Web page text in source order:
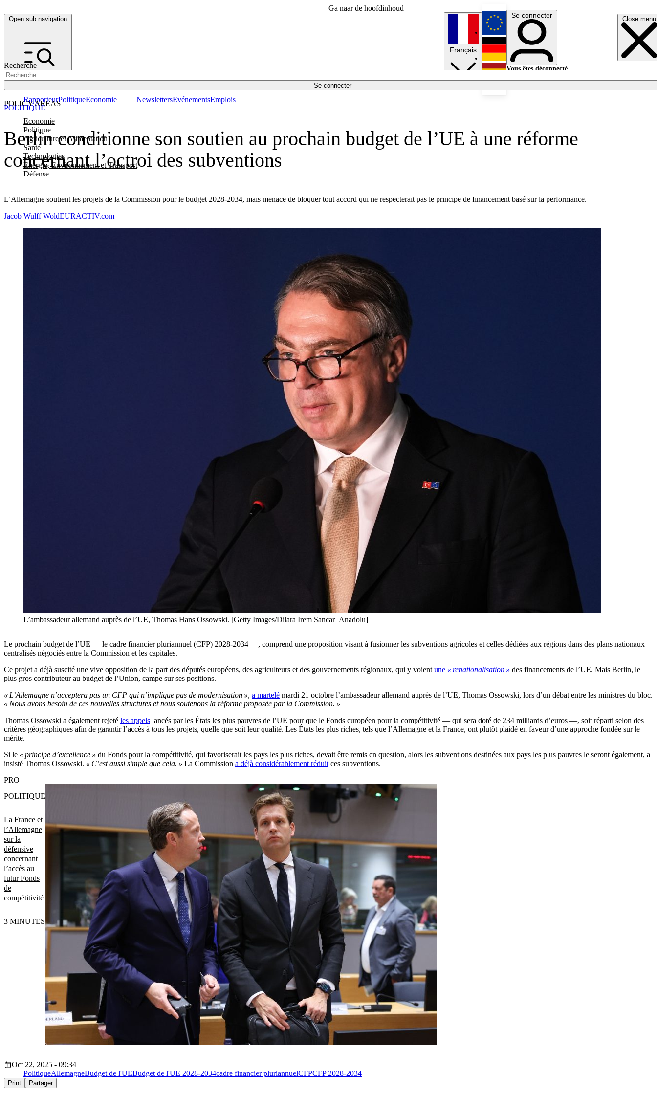
Ga naar de hoofdinhoud
Open sub navigation Close menu
Recherche
Se connecter
POLICY AREAS
Economie
Politique
Agriculture et Alimentation
Santé
Technologies
Energie, Environnement et Transport
Défense
RapporteurPolitiqueÉconomie NewslettersEvénementsEmplois
Français
English
Deutsch
Se connecter
Vous êtes déconnecté.
Berlin conditionne son soutien au prochain budget de l’UE à une réforme
concernant l’octroi des subventions
L’Allemagne soutient les projets de la Commission pour le budget 2028-2034, mais menace de bloquer tout accord qui ne respecterait pas le principe de financement basé sur la performance.
POLITIQUE
Jacob Wulff WoldEURACTIV.com
L’ambassadeur allemand auprès de l’UE, Thomas Hans Ossowski. [Getty Images/Dilara Irem Sancar_Anadolu]
Le prochain budget de l’UE — le cadre financier pluriannuel (CFP) 2028-2034 —, comprend une proposition visant à fusionner les subventions agricoles et celles dédiées aux régions dans des plans nationaux
centralisés négociés entre la Commission et les capitales.
Ce projet a déjà suscité une vive opposition de la part des députés européens, des agriculteurs et des gouvernements régionaux, qui y voient une « renationalisation » des financements de l’UE. Mais Berlin, le
plus gros contributeur au budget de l’Union, campe sur ses positions.
« L’Allemagne n’acceptera pas un CFP qui n’implique pas de modernisation », a martelé mardi 21 octobre l’ambassadeur allemand auprès de l’UE, Thomas Ossowski, lors d’un débat entre les ministres du bloc.
« Nous avons besoin de ces nouvelles structures et nous soutenons la réforme proposée par la Commission. »
Thomas Ossowski a également rejeté les appels lancés par les États les plus pauvres de l’UE pour que le Fonds européen pour la compétitivité — qui sera doté de 234 milliards d’euros —, soit réparti selon des
critères géographiques afin de garantir l’accès à tous les projets, quelle que soit leur qualité. Les États les plus riches, tels que l’Allemagne et la France, ont plutôt plaidé en faveur d’une approche fondée sur le
mérite.
Si le « principe d’excellence » du Fonds pour la compétitivité, qui favoriserait les pays les plus riches, devait être remis en question, alors les subventions destinées aux pays les plus pauvres le seront également, a
insisté Thomas Ossowski. « C’est aussi simple que cela. » La Commission a déjà considérablement réduit ces subventions.
La France et
l’Allemagne
sur la
défensive
concernant
l’accès au
futur Fonds
de
compétitivité
PRO
POLITIQUE
3 MINUTES
Oct 22, 2025 - 09:34
PolitiqueAllemagneBudget de l'UEBudget de l'UE 2028-2034cadre financier pluriannuelCFPCFP 2028-2034
Print Partager